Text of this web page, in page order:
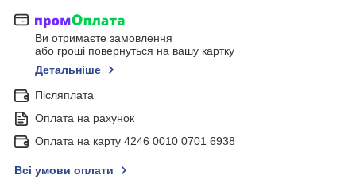
Ви отримаєте замовлення
або гроші повернуться на вашу картку
Детальніше
Післяплата
Оплата на рахунок
Оплата на карту 4246 0010 0701 6938
Всі умови оплати